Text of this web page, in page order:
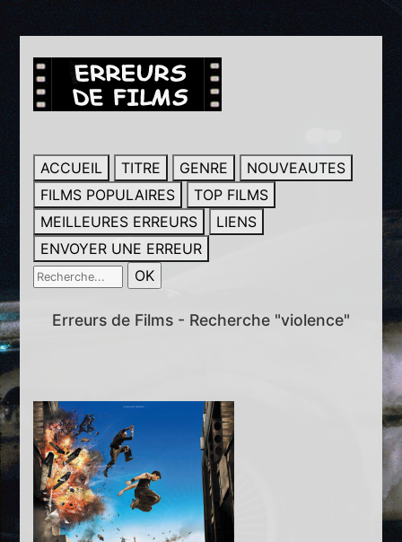
ACCUEIL TITRE GENRE
NOUVEAUTES
FILMS POPULAIRES
TOP FILMS
MEILLEURES ERREURS
LIENS
ENVOYER UNE ERREUR
Erreurs de Films - Recherche "violence"